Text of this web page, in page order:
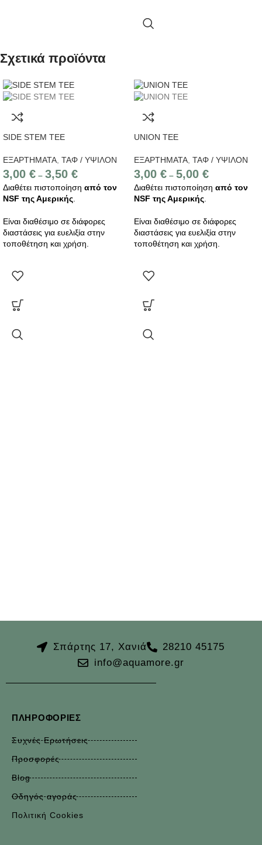
Σχετικά προϊόντα
SIDE STEM TEE
ΕΞΑΡΤΗΜΑΤΑ ΤΑΦ / ΥΨΙΛΟΝ
3,00 € – 3,50 €
Διαθέτει πιστοποίηση από τον
NSF της Αμερικής
Είναι διαθέσιμο σε διάφορες
διαστάσεις για ευελιξία στην
τοποθέτηση και χρήση.
UNION TEE
ΕΞΑΡΤΗΜΑΤΑ ΤΑΦ / ΥΨΙΛΟΝ
3,00 € – 5,00 €
Διαθέτει πιστοποίηση από τον
NSF της Αμερικής
Είναι διαθέσιμο σε διάφορες
διαστάσεις για ευελιξία στην
τοποθέτηση και χρήση.
Σπάρτης 17, Χανιά
28210 45175
info@aquamore.gr
ΠΛΗΡΟΦΟΡΊΕΣ
Συχνές Ερωτήσεις
Προσφορές
Blog
Οδηγός αγοράς
Πολιτική Cookies